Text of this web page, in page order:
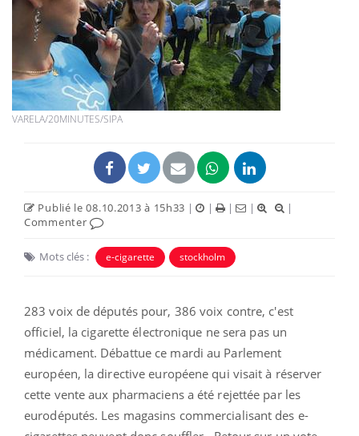
VARELA/20MINUTES/SIPA
Publié le 08.10.2013 à 15h33 | | | |
|
Commenter
Mots clés : e-cigarette stockholm
283 voix de députés pour, 386 voix contre, c'est
officiel, la cigarette électronique ne sera pas un
médicament. Débattue ce mardi au Parlement
européen, la directive européene qui visait à réserver
cette vente aux pharmaciens a été rejettée par les
eurodéputés. Les magasins commercialisant des e-